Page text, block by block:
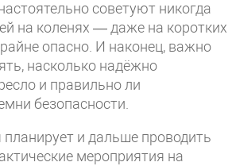
советуют никогда
на коленях — даже на коротких
опасно. И наконец, важно
насколько надёжно
и правильно ли
безопасности.
планирует и дальше проводить
мероприятия на